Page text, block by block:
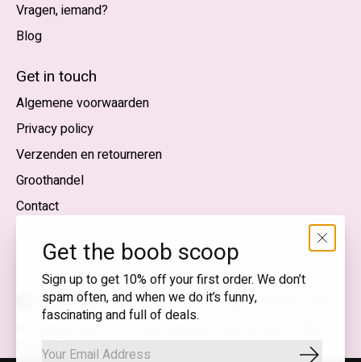
Vragen, iemand?
Blog
Get in touch
Algemene voorwaarden
Privacy policy
Verzenden en retourneren
Groothandel
Contact
knipoog
feed
Nederlands — EUR
SEK
Get the boob scoop
Sign up to get 10% off your first order. We don’t
spam often, and when we do it’s funny,
fascinating and full of deals.